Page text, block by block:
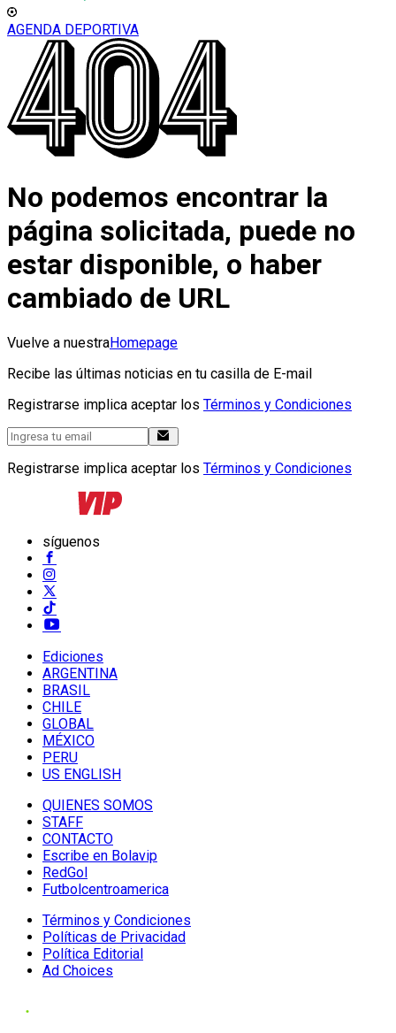
AGENDA DEPORTIVA
No podemos encontrar la
página solicitada, puede no
estar disponible, o haber
cambiado de URL
Vuelve a nuestraHomepage
Recibe las últimas noticias en tu casilla de E-mail
Registrarse implica aceptar los Términos y Condiciones
Registrarse implica aceptar los Términos y Condiciones
síguenos
Ediciones
ARGENTINA
BRASIL
CHILE
GLOBAL
MÉXICO
PERU
US ENGLISH
QUIENES SOMOS
STAFF
CONTACTO
Escribe en Bolavip
RedGol
Futbolcentroamerica
Términos y Condiciones
Políticas de Privacidad
Política Editorial
Ad Choices